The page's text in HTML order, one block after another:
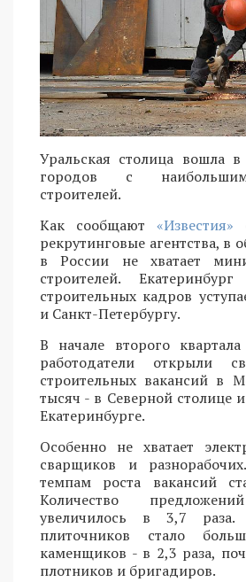
Уральская столица вошла
городов с
строителей.
Как сообщают «Известия»
рекрутинговые агентства, в
в России не хватает
строителей.
строительных кадров
и Санкт-Петербургу.
В начале второго
работодатели открыли
строительных вакансий в
тысяч - в Северной столице
Екатеринбурге.
Особенно не хватает
сварщиков и
темпам роста вакансий
Количество
увеличилось в 3,7 раза.
плиточников стало
каменщиков - в 2,3 раза,
плотников и бригадиров.